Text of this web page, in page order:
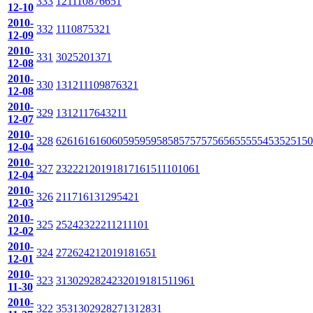
12-10
2010-
12-09
332 1110875321
2010-
12-08
331 3025201371
2010-
12-08
330 131211109876321
2010-
12-07
329 131211 7643211
2010-
12-04
328 62616161606059595958585757575656555554535251 50
2010-
12-04
327 232221 20191817161511101061
2010-
12-03
326 211716131295421
2010-
12-02
325 25242322211211101
2010-
12-01
324 27262421 2019181651
2010-
11-30
323 3130292824232019181511961
2010-
322 3531302928271312831